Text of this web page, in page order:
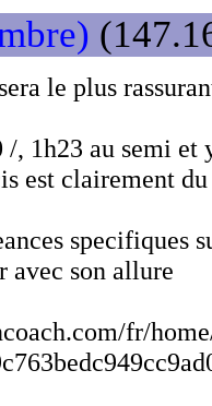
le plus
, 1h23 au semi et
est clairement
specifiques
avec son allure
fr/